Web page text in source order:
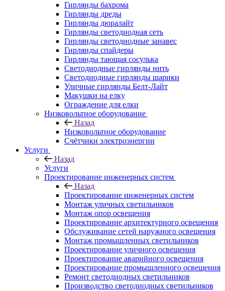
Гирлянды бахрома
Гирлянды дреды
Гирлянды дюралайт
Гирлянды светодиодная сеть
Гирлянды светодиодные занавес
Гирлянды спайдеры
Гирлянды тающая сосулька
Светодиодные гирлянды нить
Светодиодные гирлянды шарики
Уличные гирлянды Белт-Лайт
Макушки на елку
Ограждение для елки
Низковольтное оборудование
Назад
Низковольтное оборудование
Счётчики электроэнергии
Услуги
Назад
Услуги
Проектирование инженерных систем
Назад
Проектирование инженерных систем
Монтаж уличных светильников
Монтаж опор освещения
Проектирование архитектурного освещения
Обслуживание сетей наружного освещения
Монтаж промышленных светильников
Проектирование уличного освещения
Проектирование аварийного освещения
Проектирование промышленного освещения
Ремонт светодиодных светильников
Производство светодиодных светильников